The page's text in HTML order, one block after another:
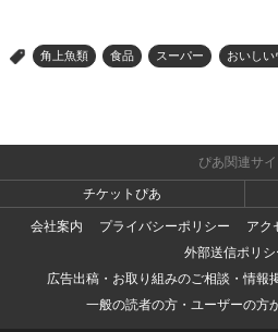
> 角上魚類 食品 スーパー おいしい
ぴあ関連サイ
チケットぴあ
会社案内
プライバシーポリシー
アク
外部送信ポリシ
広告出稿・お取り組みのご相談・情報
一般の読者の方・ユーザーの方